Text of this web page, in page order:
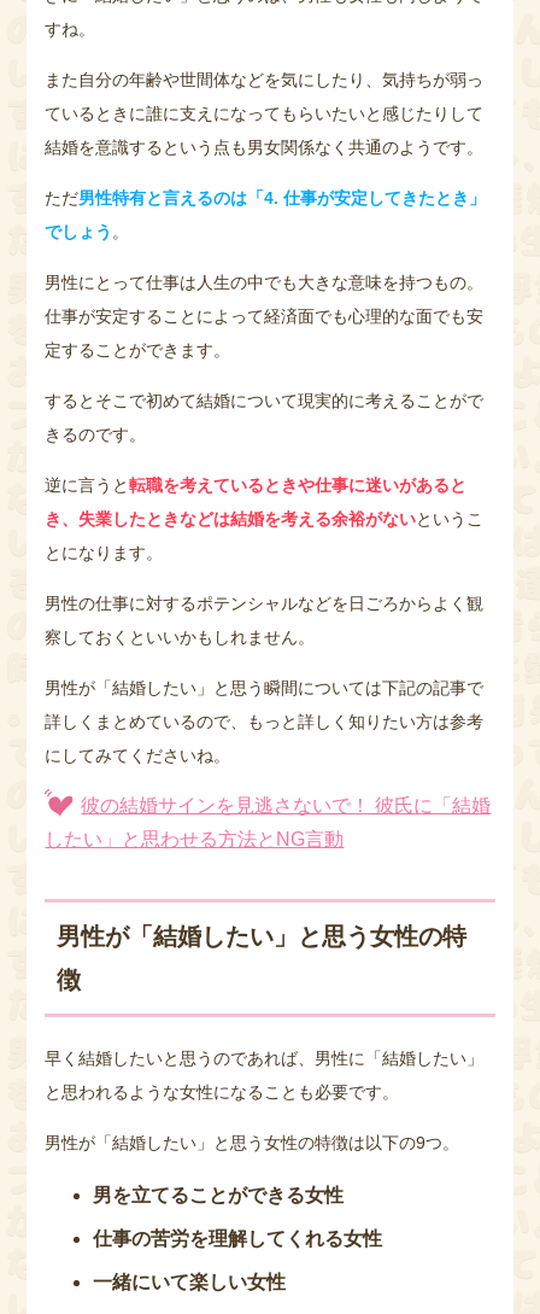
すね。
また自分の年齢や世間体などを気にしたり、気持ちが弱っ
ているときに誰に支えになってもらいたいと感じたりして
結婚を意識するという点も男女関係なく共通のようです。
ただ男性特有と言えるのは「4. 仕事が安定してきたとき」
でしょう 。
男性にとって仕事は人生の中でも大きな意味を持つもの。
仕事が安定することによって経済面でも心理的な面でも安
定することができます。
するとそこで初めて結婚について現実的に考えることがで
きるのです。
逆に言うと転職を考えているときや仕事に迷いがあると
き、失業したときなどは結婚を考える余裕がないというこ
とになります。
男性の仕事に対するポテンシャルなどを日ごろからよく観
察しておくといいかもしれません。
男性が「結婚したい」と思う瞬間については下記の記事で
詳しくまとめているので、もっと詳しく知りたい方は参考
にしてみてくださいね。
彼の結婚サインを見逃さないで！ 彼氏に「結婚
したい」と思わせる方法とNG言動
男性が「結婚したい」と思う女性の特
徴
早く結婚したいと思うのであれば、男性に「結婚したい」
と思われるような女性になることも必要です。
男性が「結婚したい」と思う女性の特徴は以下の9つ。
男を立てることができる女性
仕事の苦労を理解してくれる女性
一緒にいて楽しい女性